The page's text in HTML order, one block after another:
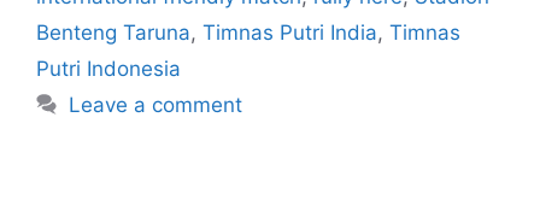
Benteng Taruna, Timnas Putri India, Timnas
Putri Indonesia
Leave a comment